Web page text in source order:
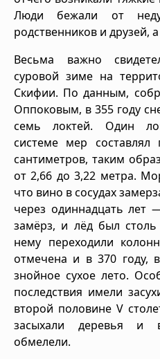
Люди бежали от
родственников и друзей,
Весьма важно
суровой зиме на
Скифии. По данным,
Оппоковым, в 355 году
семь локтей. Один
системе мер
сантиметров, таким
от 2,66 до 3,22 метра.
что вино в сосудах
через одиннадцать лет
замёрз, и лёд был
нему переходили
отмечена и в 370 году,
знойное сухое лето.
последствия имели
второй половине V
засыхали деревья и
обмелели.